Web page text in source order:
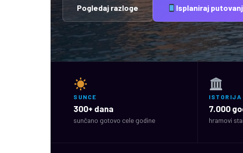
Pogledaj razloge Isplaniraj
SUNCE
300+ dana
sunčano gotovo cele godine
ISTORIJA
7.000
hramovi